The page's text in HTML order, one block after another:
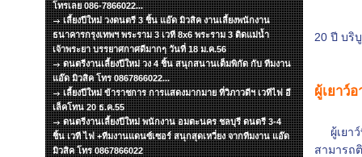
โทรเลย 086-7866022...
เลี้ยงปีใหม่ วงดนตรี 3 ชิ้น แอ๊ด มิวสิค งานเลี้ยงพนักงาน
ธนาคารกรุงเทพฯ พระราม 3 เวที 8x6 พระราม 3 ติดแม่น้ำ
เจ้าพระยา บรรยาศกาศดีมากๆ วันที่ 18 ม.ค.56
ดนตรีงานเลี้ยงปีใหม่ วง 4 ชิ้น สนุกสนานเต็มพิกัด กับ ทีมงาน
แอ๊ด มิวสิค โทร 0867866022...
เลี้ยงปีใหม่ ข้าราชการ การแสดงมากมาย ที่วิภาวดีฯ เวทีไฟ อี
เล็คโทน 20 ธ.ค.55
ดนตรีงานเลี้ยงปีใหม่ พนักงาน อมตะนคร ชลบุรี ดนตรี 3-4
ชิ้น เวที ไฟ +ทีมงานแดนซ์เซอร์ สนุกสุดเหวี่ยง จากทีมงาน แอ๊ด
มิวสิค โทร 0867866022
20 ปี บริ
ผู้เยาว์
ผู้เยาว์
สามารถ